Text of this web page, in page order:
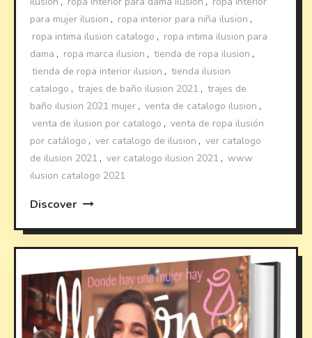
para mujer ilusion , ropa interior para niña ilusion ,
ropa intima ilusion catalogo , ropa intima ilusion para
dama , ropa marca ilusion , tienda de ropa ilusion ,
tienda de ropa interior ilusion , tienda ilusion
catalogo , trajes de baño ilusion 2021 , trajes de
baño ilusion 2021 mujer , venta de catalogo ilusion ,
venta de ilusion por catalogo , venta de ropa ilusión
por catálogo , ver catalogo de ilusion , ver catalogo
de ilusion 2021 , ver catalogo ilusion 2021 , www
ilusion catalogo 2021
Discover